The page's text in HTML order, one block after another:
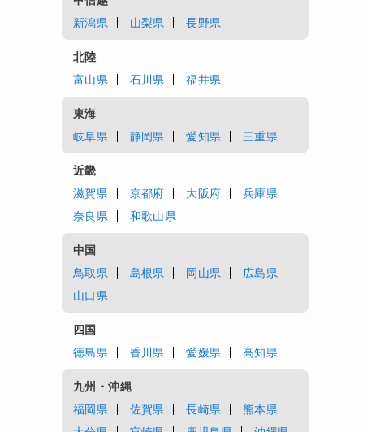
新潟県
山梨県 長野県
北陸
富山県
石川県 福井県
東海
岐阜県
静岡県 愛知県 三重県
近畿
滋賀県
京都府 大阪府
兵庫県
奈良県
和歌山県
中国
鳥取県
島根県 岡山県
広島県
山口県
四国
徳島県
香川県 愛媛県 高知県
九州・沖縄
福岡県
佐賀県 長崎県
熊本県